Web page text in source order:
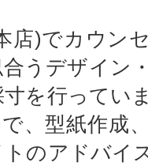
店)でカウン
合うデザイン
を行ってい
、型紙作成
のアドバイ